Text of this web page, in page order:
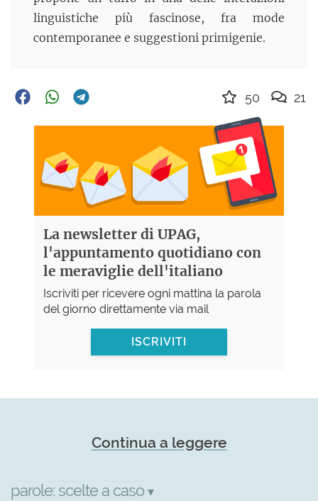
linguistiche più fascinose, fra mode
contemporanee e suggestioni primigenie.
50 21
La newsletter di UPAG,
l'appuntamento quotidiano con
le meraviglie dell'italiano
Iscriviti per ricevere ogni mattina la parola
del giorno direttamente via mail
ISCRIVITI
Continua a leggere
parole: scelte a caso ▾